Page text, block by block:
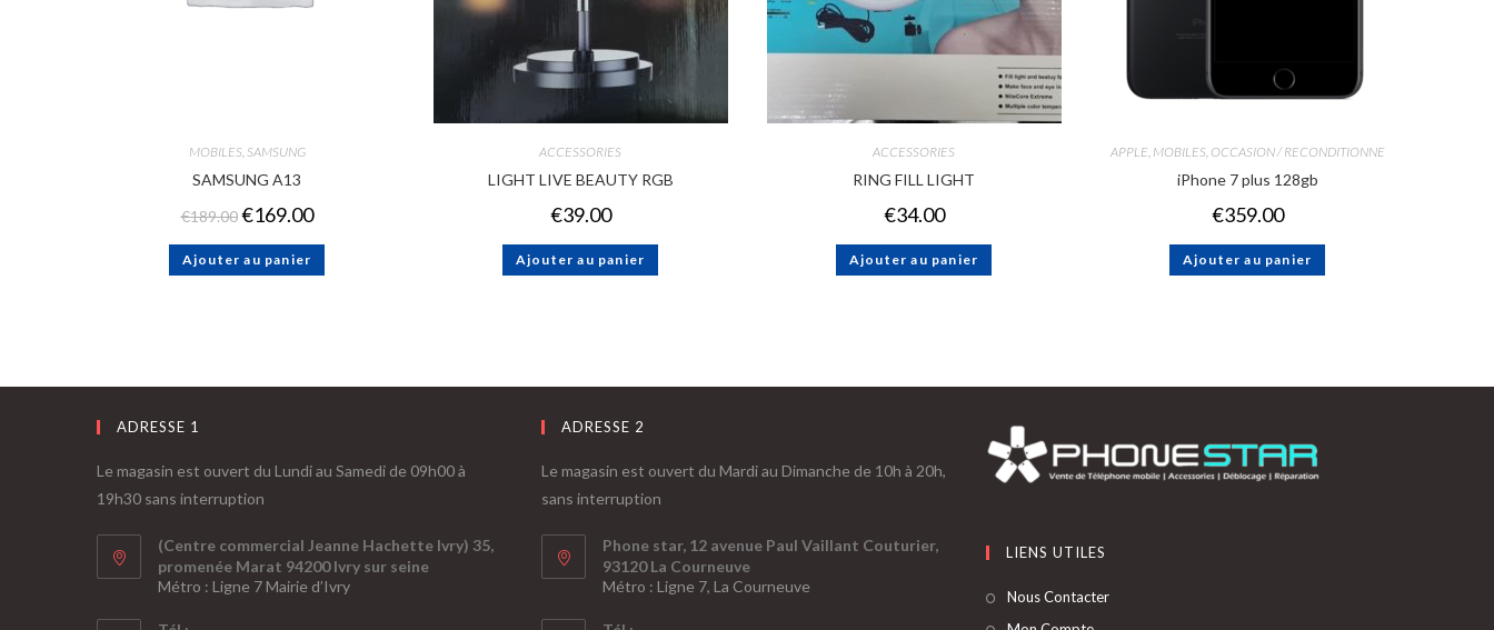
MOBILES, SAMSUNG
SAMSUNG A13
€189.00 €169.00
Ajouter au panier
ACCESSORIES
LIGHT LIVE BEAUTY RGB
€39.00
Ajouter au panier
ACCESSORIES
RING FILL LIGHT
€34.00
Ajouter au panier
APPLE, MOBILES, OCCASION / RECONDITIONNE
iPhone 7 plus 128gb
€359.00
Ajouter au panier
ADRESSE 1
Le magasin est ouvert du Lundi au Samedi de 09h00 à
19h30 sans interruption
(Centre commercial Jeanne Hachette Ivry) 35,
promenée Marat 94200 Ivry sur seine
Métro : Ligne 7 Mairie d’Ivry
ADRESSE 2
Le magasin est ouvert du Mardi au Dimanche de 10h à 20h,
sans interruption
Phone star, 12 avenue Paul Vaillant Couturier,
93120 La Courneuve
Métro : Ligne 7, La Courneuve
LIENS UTILES
Nous Contacter